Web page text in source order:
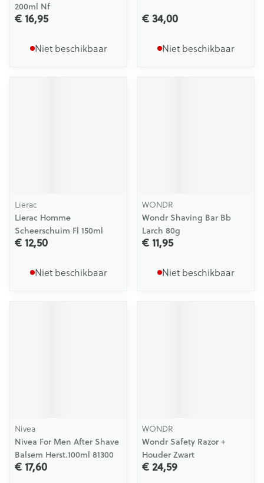
200ml Nf
€ 16,95
Niet beschikbaar
€ 34,00
Niet beschikbaar
Lierac
Lierac Homme
Scheerschuim Fl 150ml
€ 12,50
Niet beschikbaar
WONDR
Wondr Shaving Bar Bb
Larch 80g
€ 11,95
Niet beschikbaar
Nivea
Nivea For Men After Shave
Balsem Herst.100ml 81300
€ 17,60
WONDR
Wondr Safety Razor +
Houder Zwart
€ 24,59